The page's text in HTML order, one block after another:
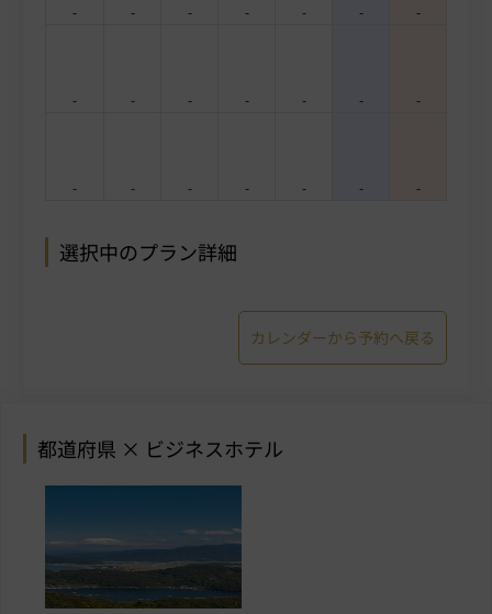
- - - - - - -
- - - - - - -
- - - - - - -
選択中のプラン詳細
カレンダーから予約へ戻る
都道府県 × ビジネスホテル